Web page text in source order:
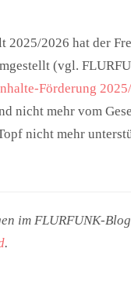
2025/2026 hat der
(vgl.
Förderung
nicht mehr vom
nicht mehr
im FLURFUNK-
.